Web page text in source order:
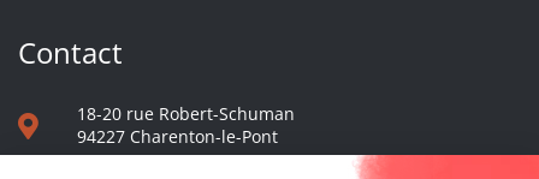
Contact
18-20 rue Robert-Schuman
94227 Charenton-le-Pont